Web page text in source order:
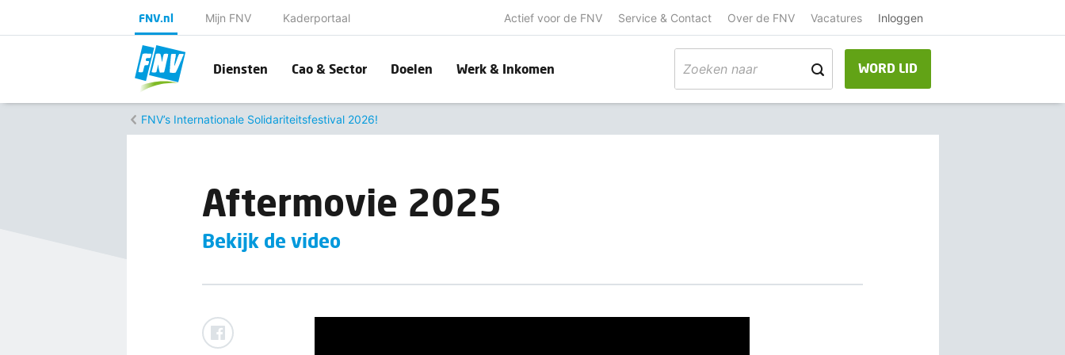
FNV.nl Mijn FNV Kaderportaal Actief voor de FNV Service & Contact Over de FNV Vacatures Inloggen
Diensten Cao & Sector Doelen Werk & Inkomen WORD LID
FNV’s Internationale Solidariteitsfestival 2026!
Aftermovie 2025
Bekijk de video